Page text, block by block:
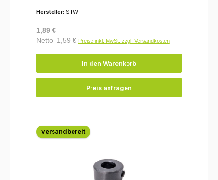
Hersteller: STW
Regulärer Preis:
1,89 €
Netto: 1,59 € Preise inkl. MwSt. zzgl. Versandkosten
In den Warenkorb
Preis anfragen
versandbereit